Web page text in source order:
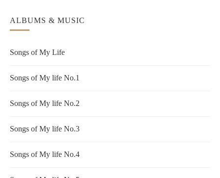
ALBUMS & MUSIC
Songs of My Life
Songs of My life No.1
Songs of My life No.2
Songs of My life No.3
Songs of My life No.4